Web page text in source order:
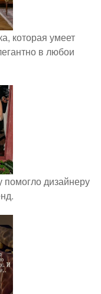
которая умеет
в любои
помогло дизайнеру